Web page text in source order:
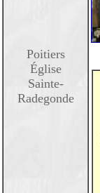
Poitiers
Église
Sainte-
Radegonde